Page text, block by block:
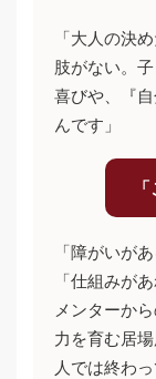
「大人の決
肢がない。
喜びや、『
んです」
「障がいが
「仕組みが
メンターか
力を育む居
人では終わ